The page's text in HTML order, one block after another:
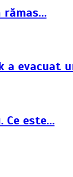
rămas…
a evacuat
Ce este…